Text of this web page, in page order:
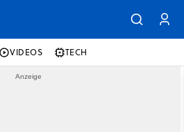
VIDEOS TECH